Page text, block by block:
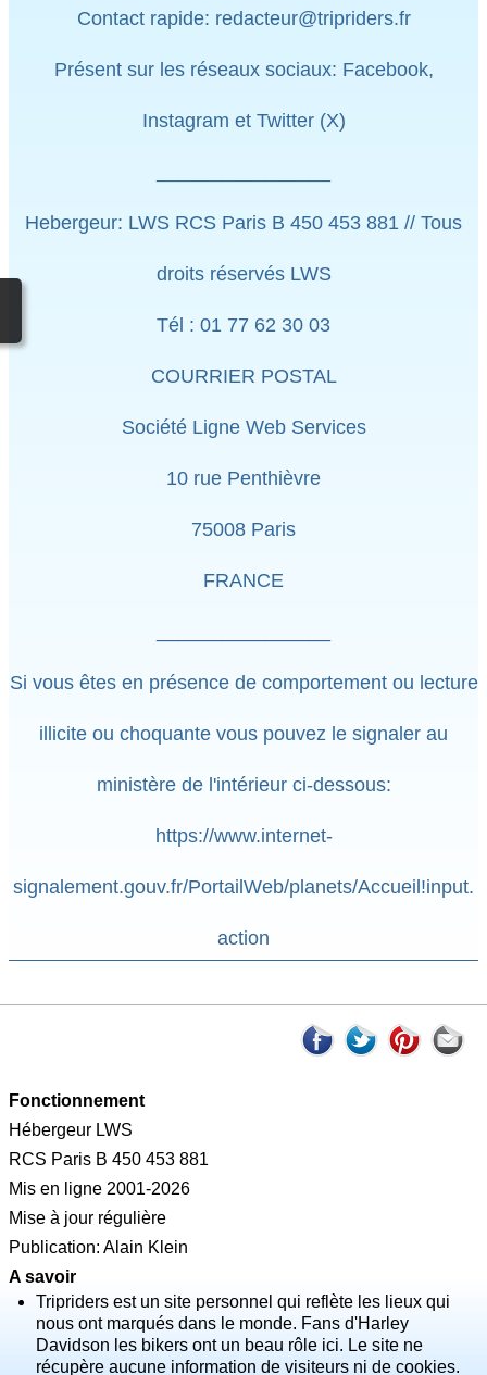
Contact rapide: redacteur@tripriders.fr
Présent sur les réseaux sociaux: Facebook,
Instagram et Twitter (X)
Hebergeur: LWS RCS Paris B 450 453 881 // Tous
droits réservés LWS
Tél : 01 77 62 30 03
COURRIER POSTAL
Société Ligne Web Services
10 rue Penthièvre
75008 Paris
FRANCE
Si vous êtes en présence de comportement ou lecture
illicite ou choquante vous pouvez le signaler au
ministère de l'intérieur ci-dessous:
https://www.internet-
signalement.gouv.fr/PortailWeb/planets/Accueil!input.
action
Fonctionnement
Hébergeur LWS
RCS Paris B 450 453 881
Mis en ligne 2001-2026
Mise à jour régulière
Publication: Alain Klein
A savoir
Tripriders est un site personnel qui reflète les lieux qui
nous ont marqués dans le monde. Fans d'Harley
Davidson les bikers ont un beau rôle ici. Le site ne
récupère aucune information de visiteurs ni de cookies.